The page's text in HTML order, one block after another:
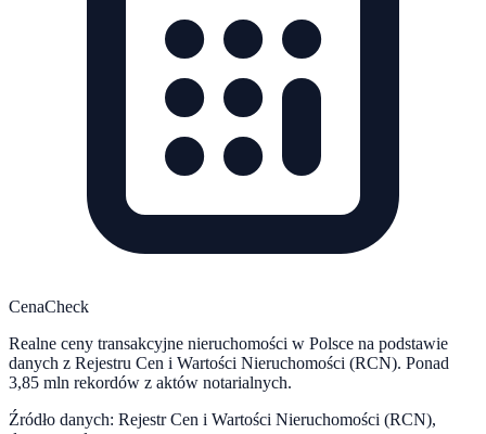
CenaCheck
Realne ceny transakcyjne nieruchomości w Polsce na podstawie
danych z Rejestru Cen i Wartości Nieruchomości (RCN). Ponad
3,85 mln rekordów z aktów notarialnych.
Źródło danych: Rejestr Cen i Wartości Nieruchomości (RCN),